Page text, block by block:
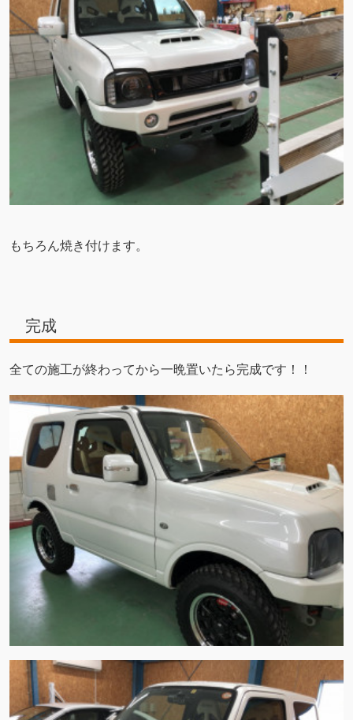
もちろん焼き付けます。
完成
全ての施工が終わってから一晩置いたら完成です！！